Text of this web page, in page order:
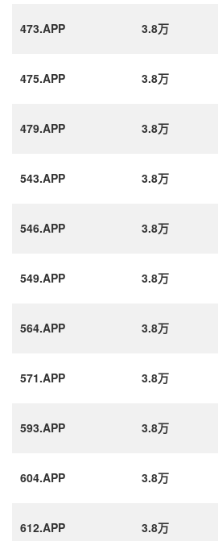
473.APP 3.8万
475.APP 3.8万
479.APP 3.8万
543.APP 3.8万
546.APP 3.8万
549.APP 3.8万
564.APP 3.8万
571.APP 3.8万
593.APP 3.8万
604.APP 3.8万
612.APP 3.8万